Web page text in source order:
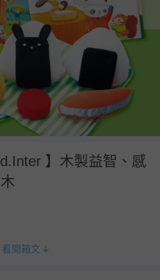
】木製益智、感
看開箱文